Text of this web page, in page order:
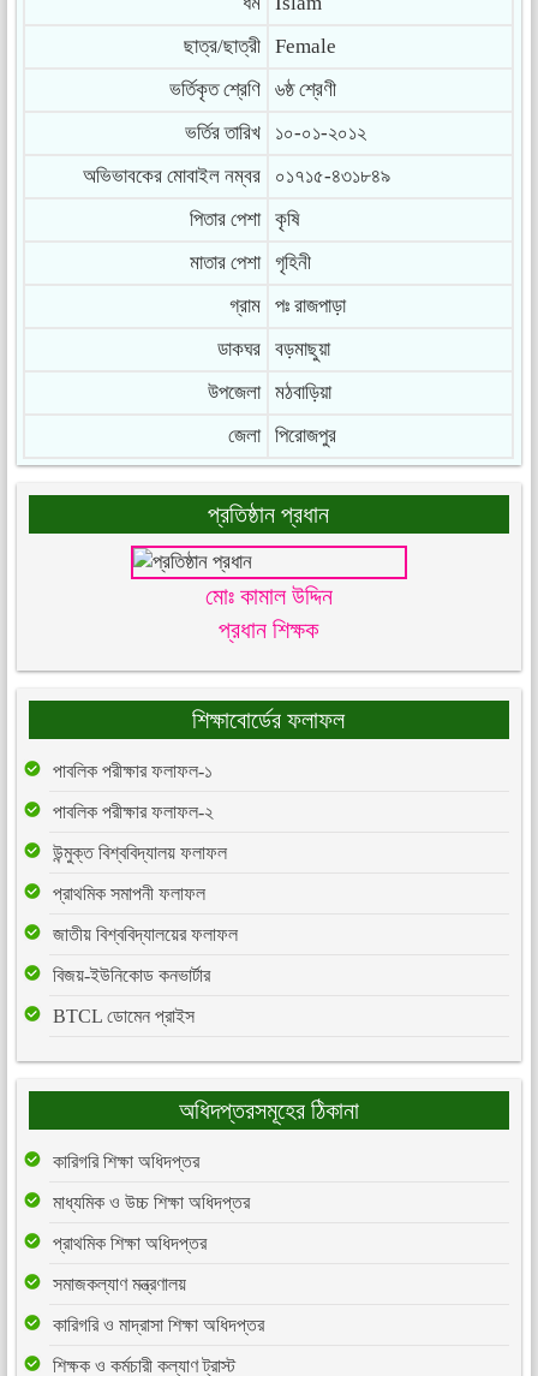
ছাত্র/ছাত্রী
Female
ভর্তিকৃত শ্রেণি
৬ষ্ঠ শ্রেণী
ভর্তির তারিখ
১০-০১-২০১২
অভিভাবকের মোবাইল নম্বর
০১৭১৫-৪৩১৮৪৯
পিতার পেশা
কৃষি
মাতার পেশা
গৃহিনী
গ্রাম
পঃ রাজপাড়া
ডাকঘর
বড়মাছুয়া
উপজেলা
মঠবাড়িয়া
জেলা
পিরোজপুর
প্রতিষ্ঠান প্রধান
মোঃ কামাল উদ্দিন
প্রধান শিক্ষক
শিক্ষাবোর্ডের ফলাফল
পাবলিক পরীক্ষার ফলাফল-১
পাবলিক পরীক্ষার ফলাফল-২
উন্মুক্ত বিশ্ববিদ্যালয় ফলাফল
প্রাথমিক সমাপনী ফলাফল
জাতীয় বিশ্ববিদ্যালয়ের ফলাফল
বিজয়-ইউনিকোড কনভার্টার
BTCL ডোমেন প্রাইস
অধিদপ্তরসমূহের ঠিকানা
কারিগরি শিক্ষা অধিদপ্তর
মাধ্যমিক ও উচ্চ শিক্ষা অধিদপ্তর
প্রাথমিক শিক্ষা অধিদপ্তর
সমাজকল্যাণ মন্ত্রণালয়
কারিগরি ও মাদ্রাসা শিক্ষা অধিদপ্তর
শিক্ষক ও কর্মচারী কল্যাণ ট্রাস্ট